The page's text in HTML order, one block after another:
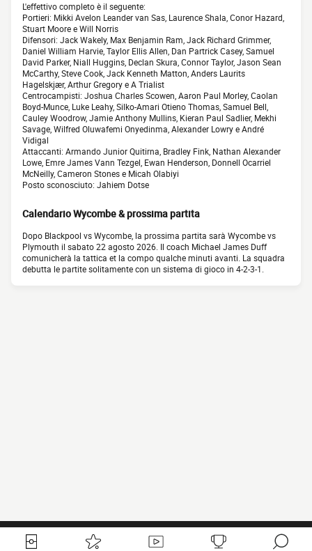
L'effettivo completo è il seguente:
Portieri: Mikki Avelon Leander van Sas, Laurence Shala, Conor Hazard,
Stuart Moore e Will Norris
Difensori: Jack Wakely, Max Benjamin Ram, Jack Richard Grimmer,
Daniel William Harvie, Taylor Ellis Allen, Dan Partrick Casey, Samuel
David Parker, Niall Huggins, Declan Skura, Connor Taylor, Jason Sean
McCarthy, Steve Cook, Jack Kenneth Matton, Anders Laurits
Hagelskjær, Arthur Gregory e A Trialist
Centrocampisti: Joshua Charles Scowen, Aaron Paul Morley, Caolan
Boyd-Munce, Luke Leahy, Silko-Amari Otieno Thomas, Samuel Bell,
Cauley Woodrow, Jamie Anthony Mullins, Kieran Paul Sadlier, Mekhi
Savage, Wilfred Oluwafemi Onyedinma, Alexander Lowry e André
Vidigal
Attaccanti: Armando Junior Quitirna, Bradley Fink, Nathan Alexander
Lowe, Emre James Vann Tezgel, Ewan Henderson, Donnell Ocarriel
McNeilly, Cameron Stones e Micah Olabiyi
Posto sconosciuto: Jahiem Dotse
Calendario Wycombe & prossima partita
Dopo Blackpool vs Wycombe, la prossima partita sarà Wycombe vs
Plymouth il sabato 22 agosto 2026. Il coach Michael James Duff
comunicherà la tattica et la compo qualche minuti avanti. La squadra
debutta le partite solitamente con un sistema di gioco in 4-2-3-1.